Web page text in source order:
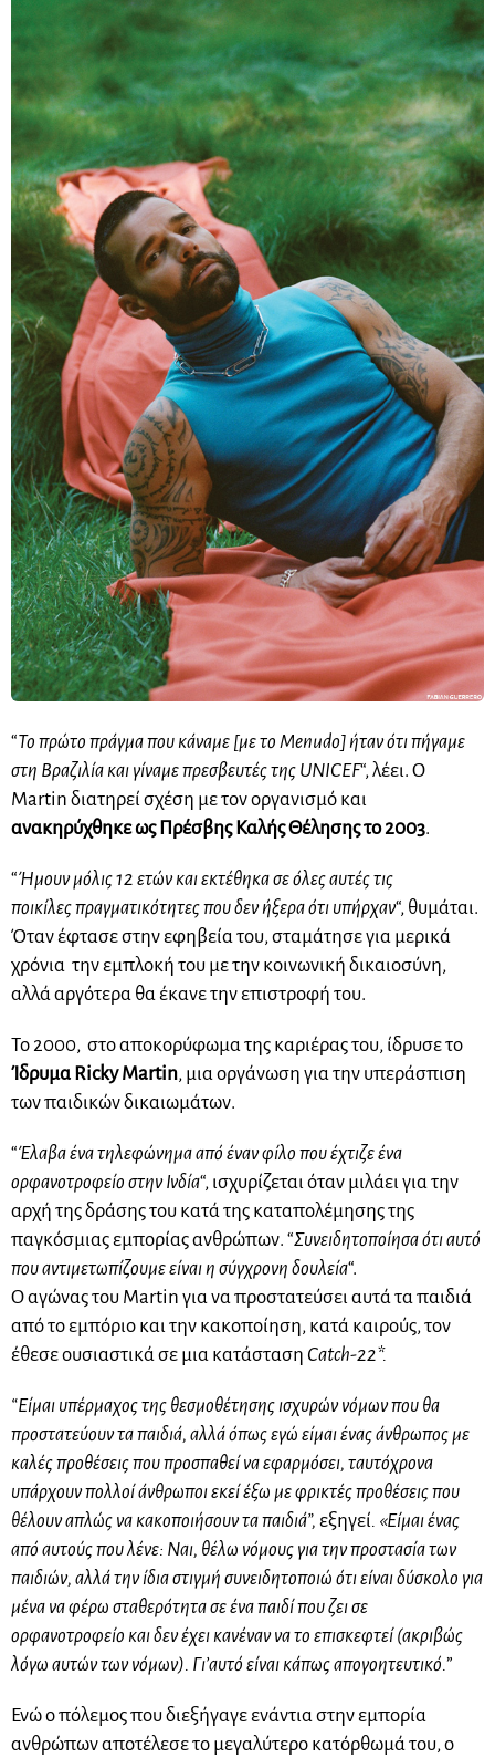
“Το πρώτο πράγμα που κάναμε [με το Menudo] ήταν ότι πήγαμε
στη Βραζιλία και γίναμε πρεσβευτές της UNICEF“, λέει. Ο
Martin διατηρεί σχέση με τον οργανισμό και
ανακηρύχθηκε ως Πρέσβης Καλής Θέλησης το 2003.
“Ήμουν μόλις 12 ετών και εκτέθηκα σε όλες αυτές τις
ποικίλες πραγματικότητες που δεν ήξερα ότι υπήρχαν“, θυμάται.
Όταν έφτασε στην εφηβεία του, σταμάτησε για μερικά
χρόνια την εμπλοκή του με την κοινωνική δικαιοσύνη,
αλλά αργότερα θα έκανε την επιστροφή του.
Το 2000, στο αποκορύφωμα της καριέρας του, ίδρυσε το
Ίδρυμα Ricky Martin, μια οργάνωση για την υπεράσπιση
των παιδικών δικαιωμάτων.
“Έλαβα ένα τηλεφώνημα από έναν φίλο που έχτιζε ένα
ορφανοτροφείο στην Ινδία“, ισχυρίζεται όταν μιλάει για την
αρχή της δράσης του κατά της καταπολέμησης της
παγκόσμιας εμπορίας ανθρώπων. “Συνειδητοποίησα ότι αυτό
που αντιμετωπίζουμε είναι η σύγχρονη δουλεία“.
Ο αγώνας του Martin για να προστατεύσει αυτά τα παιδιά
από το εμπόριο και την κακοποίηση, κατά καιρούς, τον
έθεσε ουσιαστικά σε μια κατάσταση Catch-22*.
“Είμαι υπέρμαχος της θεσμοθέτησης ισχυρών νόμων που θα
προστατεύουν τα παιδιά, αλλά όπως εγώ είμαι ένας άνθρωπος με
καλές προθέσεις που προσπαθεί να εφαρμόσει, ταυτόχρονα
υπάρχουν πολλοί άνθρωποι εκεί έξω με φρικτές προθέσεις που
θέλουν απλώς να κακοποιήσουν τα παιδιά”, εξηγεί. «Είμαι ένας
από αυτούς που λένε: Ναι, θέλω νόμους για την προστασία των
παιδιών, αλλά την ίδια στιγμή συνειδητοποιώ ότι είναι δύσκολο για
μένα να φέρω σταθερότητα σε ένα παιδί που ζει σε
ορφανοτροφείο και δεν έχει κανέναν να το επισκεφτεί (ακριβώς
λόγω αυτών των νόμων). Γι’αυτό είναι κάπως απογοητευτικό.”
Ενώ ο πόλεμος που διεξήγαγε ενάντια στην εμπορία
ανθρώπων αποτέλεσε το μεγαλύτερο κατόρθωμά του, ο